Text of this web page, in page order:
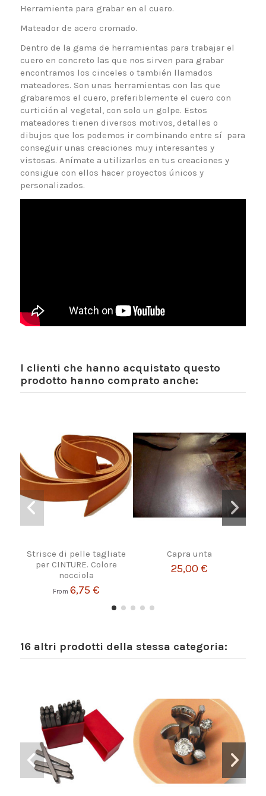
Herramienta para grabar en el cuero.
Mateador de acero cromado.
Dentro de la gama de herramientas para trabajar el
cuero en concreto las que nos sirven para grabar
encontramos los cinceles o también llamados
mateadores. Son unas herramientas con las que
grabaremos el cuero, preferiblemente el cuero con
curtición al vegetal, con solo un golpe. Estos
mateadores tienen diversos motivos, detalles o
dibujos que los podemos ir combinando entre sí para
conseguir unas creaciones muy interesantes y
vistosas. Anímate a utilizarlos en tus creaciones y
consigue con ellos hacer proyectos únicos y
personalizados.
I clienti che hanno acquistato questo
prodotto hanno comprato anche:
Strisce di pelle tagliate
per CINTURE. Colore
nocciola
From6,75 €
Capra unta
25,00 €
16 altri prodotti della stessa categoria: